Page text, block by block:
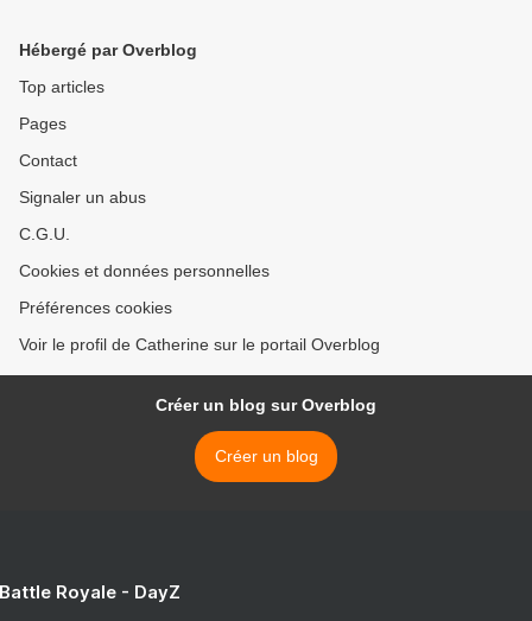
Hébergé par Overblog
Top articles
Pages
Contact
Signaler un abus
C.G.U.
Cookies et données personnelles
Préférences cookies
Voir le profil de Catherine sur le portail Overblog
Créer un blog sur Overblog
Créer un blog
Royale - DayZ